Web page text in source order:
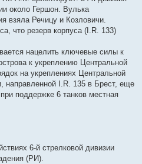
около Гершон. Вулька
взяла Речицу и Козловичи.
что резерв корпуса (I.R. 133)
нацелить ключевые силы к
к укреплению Центральной
на укреплениях Центральной
направленной I.R. 135 в Брест, еще
поддержке 6 танков местная
6-й стрелковой дивизии
(РИ).